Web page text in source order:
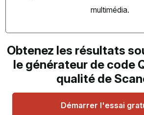
multimédia.
Obtenez les résultats
le générateur de code
qualité de
Démarrer l'essai